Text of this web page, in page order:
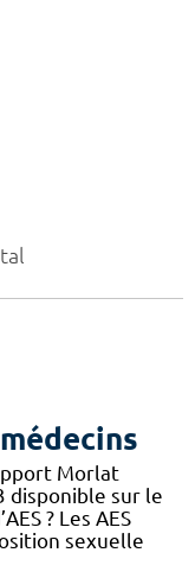
Morlat
disponible sur le
? Les AES
sexuelle